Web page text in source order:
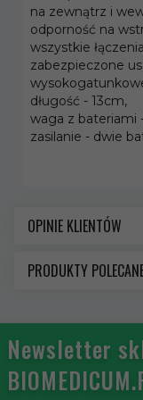
na zewnątrz i
odporność na
wszystkie
zabezpieczone
długość - 13cm,
waga z bateriami
zasilanie - dwie
OPINIE KLIENTÓW
PRODUKTY
Newsletter